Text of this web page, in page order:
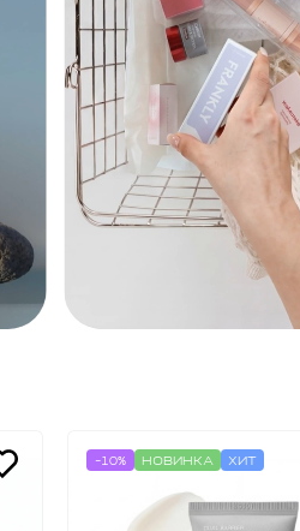
-10% НОВИНКА ХИТ